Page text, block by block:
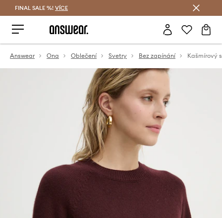
FINAL SALE %! VÍCE
Answear Ona Oblečení Svetry Bez zapínání Kašmírový